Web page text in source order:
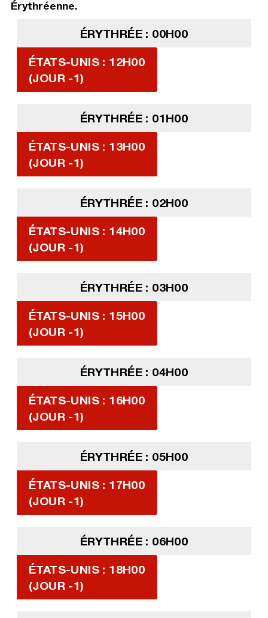
Érythréenne.
ÉRYTHRÉE : 00H00
ÉTATS-UNIS : 12H00
(JOUR -1)
ÉRYTHRÉE : 01H00
ÉTATS-UNIS : 13H00
(JOUR -1)
ÉRYTHRÉE : 02H00
ÉTATS-UNIS : 14H00
(JOUR -1)
ÉRYTHRÉE : 03H00
ÉTATS-UNIS : 15H00
(JOUR -1)
ÉRYTHRÉE : 04H00
ÉTATS-UNIS : 16H00
(JOUR -1)
ÉRYTHRÉE : 05H00
ÉTATS-UNIS : 17H00
(JOUR -1)
ÉRYTHRÉE : 06H00
ÉTATS-UNIS : 18H00
(JOUR -1)